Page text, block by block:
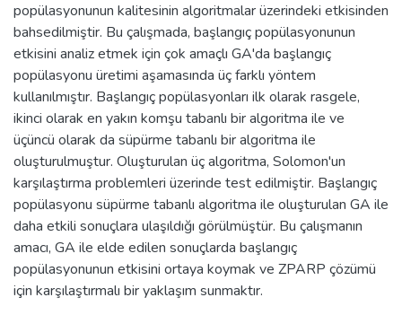
popülasyonunun kalitesinin algoritmalar üzerindeki etkisinden
bahsedilmiştir. Bu çalışmada, başlangıç popülasyonunun
etkisini analiz etmek için çok amaçlı GA'da başlangıç
popülasyonu üretimi aşamasında üç farklı yöntem
kullanılmıştır. Başlangıç popülasyonları ilk olarak rasgele,
ikinci olarak en yakın komşu tabanlı bir algoritma ile ve
üçüncü olarak da süpürme tabanlı bir algoritma ile
oluşturulmuştur. Oluşturulan üç algoritma, Solomon'un
karşılaştırma problemleri üzerinde test edilmiştir. Başlangıç
popülasyonu süpürme tabanlı algoritma ile oluşturulan GA ile
daha etkili sonuçlara ulaşıldığı görülmüştür. Bu çalışmanın
amacı, GA ile elde edilen sonuçlarda başlangıç
popülasyonunun etkisini ortaya koymak ve ZPARP çözümü
için karşılaştırmalı bir yaklaşım sunmaktır.